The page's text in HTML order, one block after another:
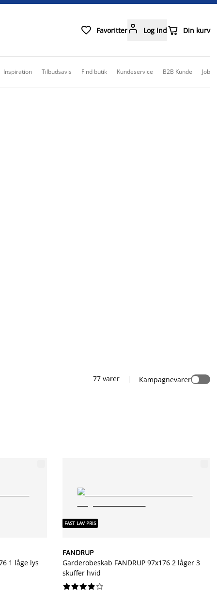
 Favoritter Log ind Din kurv
Inspiration Tilbudsavis Find butik Kundeservice B2B Kunde Job
77 varer | Kampagnevarer
1 låge lys
FAST LAV PRIS
FANDRUP
Garderobeskab FANDRUP 97x176 2 låger 3
skuffer hvid





